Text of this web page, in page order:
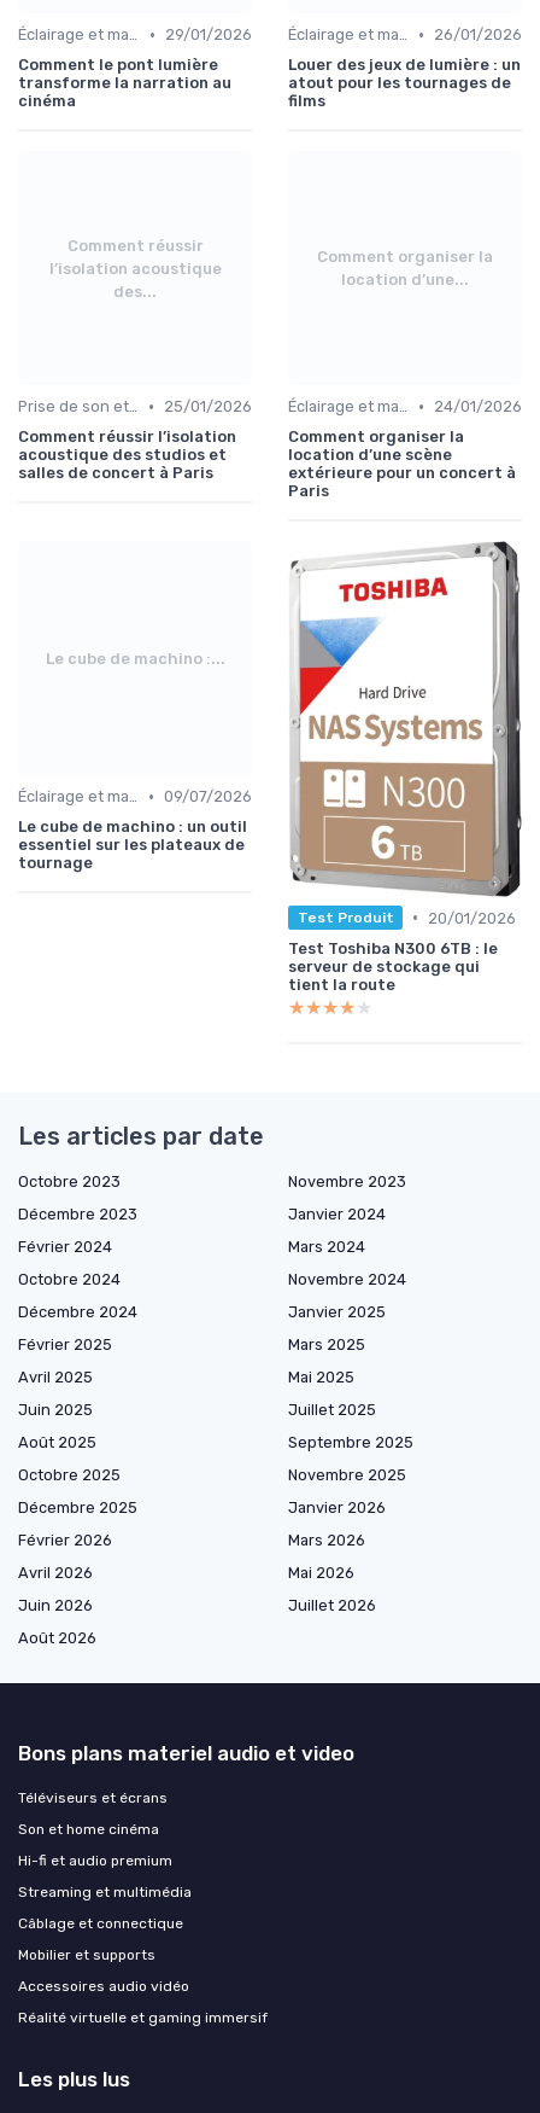
Éclairage et machinerie •
29/01/2026
Comment le pont lumière
transforme la narration au
cinéma
Éclairage et machinerie •
26/01/2026
Louer des jeux de lumière : un
atout pour les tournages de
films
Comment réussir
l’isolation acoustique
des...
Prise de son et montage •
25/01/2026
Comment réussir l’isolation
acoustique des studios et
salles de concert à Paris
Comment organiser la
location d’une...
Éclairage et machinerie •
24/01/2026
Comment organiser la
location d’une scène
extérieure pour un concert à
Paris
Le cube de machino :...
Éclairage et machinerie • 09/07/2026
Le cube de machino : un outil
essentiel sur les plateaux de
tournage
Test Produit •
20/01/2026
Test Toshiba N300 6TB : le
serveur de stockage qui
tient la route
★★★★★
★★★★★
Les articles par date
Octobre 2023
Novembre 2023
Décembre 2023
Janvier 2024
Février 2024
Mars 2024
Octobre 2024
Novembre 2024
Décembre 2024
Janvier 2025
Février 2025
Mars 2025
Avril 2025
Mai 2025
Juin 2025
Juillet 2025
Août 2025
Septembre 2025
Octobre 2025
Novembre 2025
Décembre 2025
Janvier 2026
Février 2026
Mars 2026
Avril 2026
Mai 2026
Juin 2026
Juillet 2026
Août 2026
Bons plans materiel audio et video
Téléviseurs et écrans
Son et home cinéma
Hi-fi et audio premium
Streaming et multimédia
Câblage et connectique
Mobilier et supports
Accessoires audio vidéo
Réalité virtuelle et gaming immersif
Les plus lus